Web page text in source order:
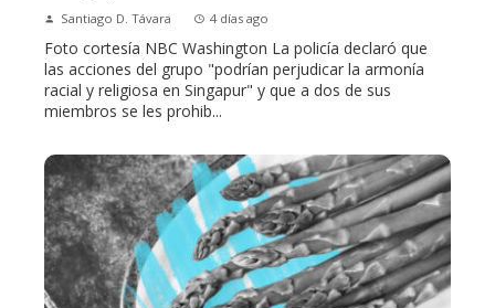
Santiago D. Távara 4 días ago
Foto cortesía NBC Washington La policía declaró que
las acciones del grupo "podrían perjudicar la armonía
racial y religiosa en Singapur" y que a dos de sus
miembros se les prohib...